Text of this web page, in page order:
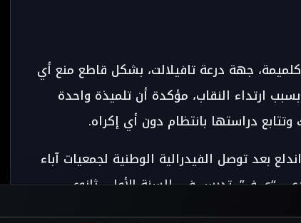
كلميمة، جهة درعة تافيلالت، بشكل قاطع منع أي
ارتداء النقاب، مؤكدة أن تلميذة واحدة
دراستها بانتظام دون أي إكراه.
بعد توصل الفيدرالية الوطنية لجمعيات آباء
“ع. ف”، تدرس في السنة الأولى ثانوي
بسبب ارتدائها النقاب رغم التزامها